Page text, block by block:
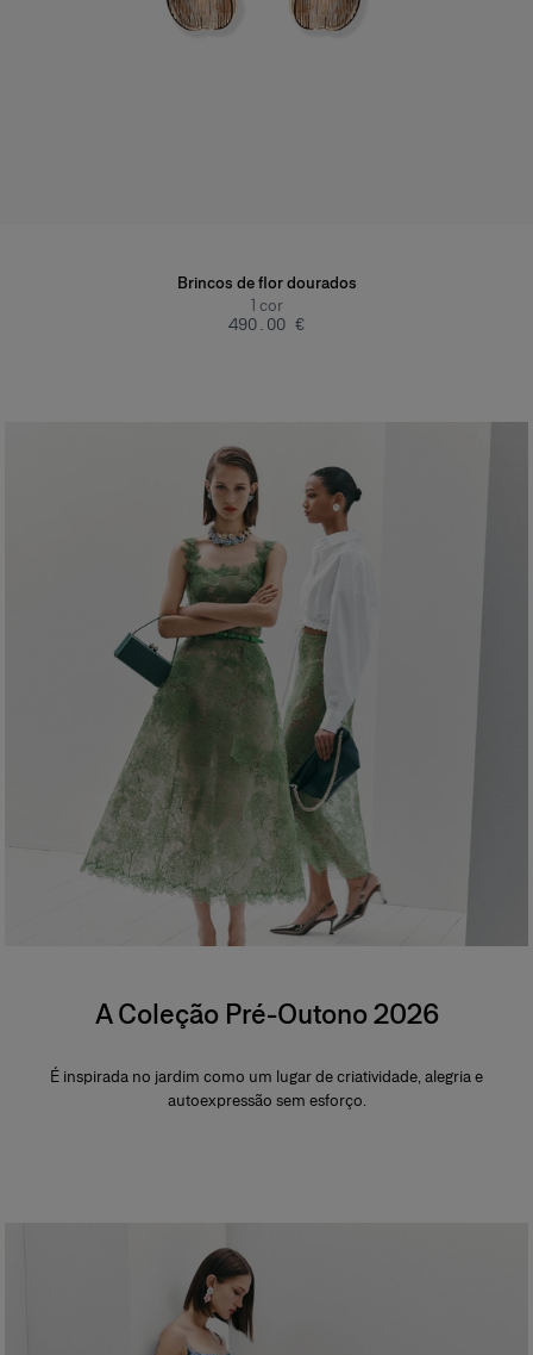
Brincos de flor dourados
1 cor
‌490.00 €
A Coleção Pré-Outono 2026
É inspirada no jardim como um lugar de criatividade, alegria e
autoexpressão sem esforço.